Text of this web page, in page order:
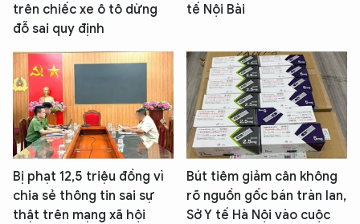
trên chiếc xe ô tô dừng
đỗ sai quy định
tế Nội Bài
Bị phạt 12,5 triệu đồng vì
chia sẻ thông tin sai sự
thật trên mạng xã hội
Bút tiêm giảm cân không
rõ nguồn gốc bán tràn lan,
Sở Y tế Hà Nội vào cuộc